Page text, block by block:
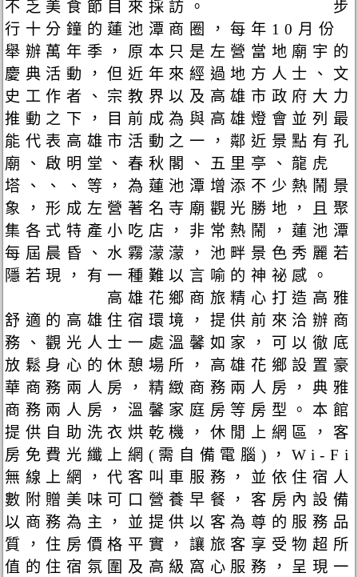
不乏美食節目來採訪。 步
行十分鐘的蓮池潭商圈，每年10月份
舉辦萬年季，原本只是左營當地廟宇的
慶典活動，但近年來經過地方人士、文
史工作者、宗教界以及高雄市政府大力
推動之下，目前成為與高雄燈會並列最
能代表高雄市活動之一，鄰近景點有孔
廟、啟明堂、春秋閣、五里亭、龍虎
塔、、、等，為蓮池潭增添不少熱鬧景
象，形成左營著名寺廟觀光勝地，且聚
集各式特產小吃店，非常熱鬧，蓮池潭
每屆晨昏、水霧濛濛，池畔景色秀麗若
隱若現，有一種難以言喻的神祕感。
高雄花鄉商旅精心打造高雅
舒適的高雄住宿環境，提供前來洽辦商
務、觀光人士一處溫馨如家，可以徹底
放鬆身心的休憩場所，高雄花鄉設置豪
華商務兩人房，精緻商務兩人房，典雅
商務兩人房，溫馨家庭房等房型。本館
提供自助洗衣烘乾機，休閒上網區，客
房免費光纖上網(需自備電腦)，Wi-Fi
無線上網，代客叫車服務，並依住宿人
數附贈美味可口營養早餐，客房內設備
以商務為主，並提供以客為尊的服務品
質，住房價格平實，讓旅客享受物超所
值的住宿氛圍及高級窩心服務，呈現一